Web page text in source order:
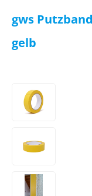
gws
gelb
Bildergalerie